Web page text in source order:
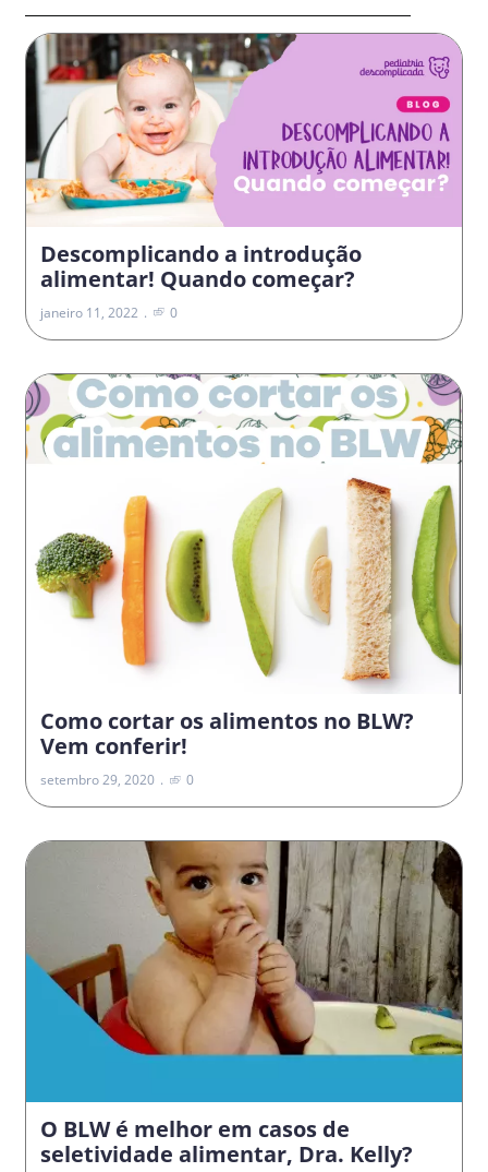
Descomplicando a introdução
alimentar! Quando começar?
janeiro 11, 2022 0
Como cortar os alimentos no BLW?
Vem conferir!
setembro 29, 2020 0
O BLW é melhor em casos de
seletividade alimentar, Dra. Kelly?